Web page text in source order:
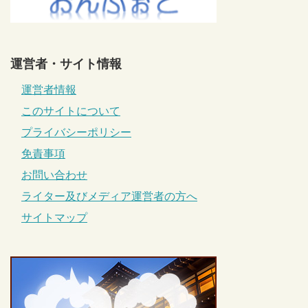
運営者・サイト情報
運営者情報
このサイトについて
プライバシーポリシー
免責事項
お問い合わせ
ライター及びメディア運営者の方へ
サイトマップ